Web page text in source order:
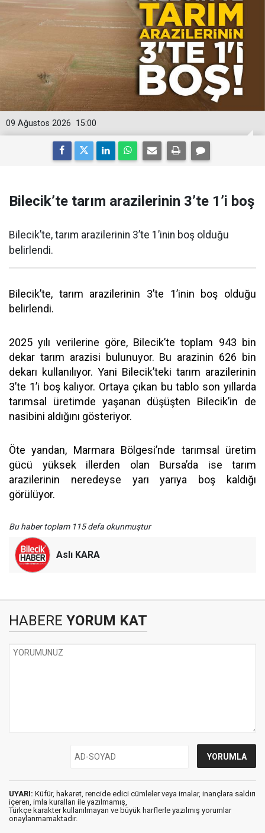
15:00
09 Ağustos 2026
Bilecik’te tarım arazilerinin 3’te 1’i boş
Bilecik’te, tarım arazilerinin 3’te 1’inin boş olduğu
belirlendi.
Bilecik’te, tarım arazilerinin 3’te 1’inin boş olduğu
belirlendi.
2025 yılı verilerine göre, Bilecik’te toplam 943 bin
dekar tarım arazisi bulunuyor. Bu arazinin 626 bin
dekarı kullanılıyor. Yani Bilecik’teki tarım arazilerinin
3’te 1’i boş kalıyor. Ortaya çıkan bu tablo son yıllarda
tarımsal üretimde yaşanan düşüşten Bilecik’in de
nasibini aldığını gösteriyor.
Öte yandan, Marmara Bölgesi’nde tarımsal üretim
gücü yüksek illerden olan Bursa’da ise tarım
arazilerinin neredeyse yarı yarıya boş kaldığı
görülüyor.
Bu haber toplam 115 defa okunmuştur
Aslı KARA
HABERE YORUM KAT
UYARI: Küfür, hakaret, rencide edici cümleler veya imalar, inançlara saldırı
içeren, imla kuralları ile yazılmamış,
Türkçe karakter kullanılmayan ve büyük harflerle yazılmış yorumlar
onaylanmamaktadır.